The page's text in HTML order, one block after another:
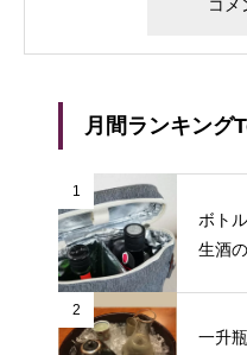
月間ランキング
1
ボト
生酒
2
一升